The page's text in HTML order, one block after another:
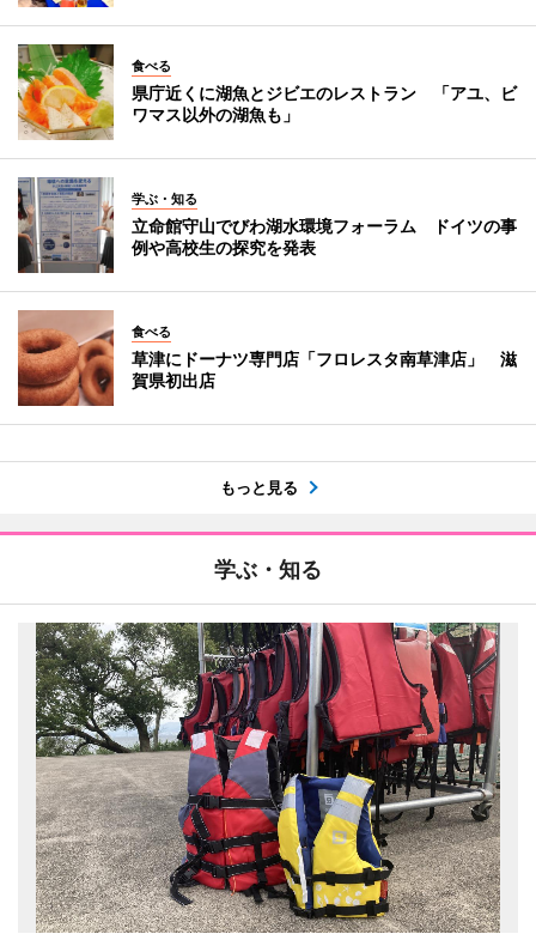
食べる
県庁近くに湖魚とジビエのレストラン 「アユ、ビ
ワマス以外の湖魚も」
学ぶ・知る
立命館守山でびわ湖水環境フォーラム ドイツの事
例や高校生の探究を発表
食べる
草津にドーナツ専門店「フロレスタ南草津店」 滋
賀県初出店
もっと見る
学ぶ・知る